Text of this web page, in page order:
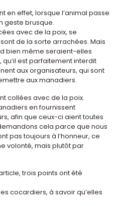
en effet, lorsque l’animal passe
geste brusque.
avec de la poix, se
de la sorte arrachées. Mais
bien même seraient-elles
est parfaitement interdit
aux organisateurs, qui sont
aux manadiers.
collées avec de la poix.
en fournissent
afin que ceux-ci aient toutes
cela parce que nous
pas toujours à l’honneur, ce
volonté, mais plutôt par
trois points ont été
cocardiers, à savoir qu’elles